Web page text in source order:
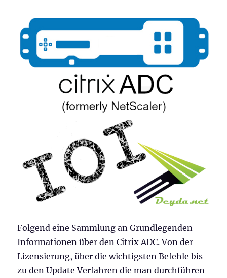
Folgend eine Sammlung an Grundlegenden
Informationen über den Citrix ADC. Von der
Lizensierung, über die wichtigsten Befehle bis
zu den Update Verfahren die man durchführen